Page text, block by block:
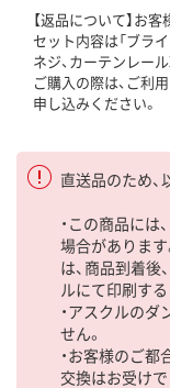
【返品について】お
セット内容は「ブライ
ネジ、カーテンレール
ご購入の際は、ご利
申し込みください。
直送品のため、
・この商品に
場合がありま
は、商品到着
ルにて印刷する
・アスクルの
せん。
・お客様のご都
交換はお受けで